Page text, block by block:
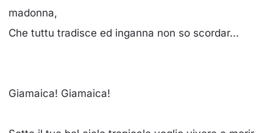
madonna,
Che tuttu tradisce ed inganna non so scordar...
Giamaica! Giamaica!